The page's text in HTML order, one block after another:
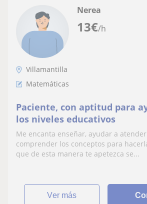
13€/h
Nerea
Villamantilla
Matemáticas
Paciente, con aptitud para
los niveles educativos
Me encanta enseñar, ayudar a
comprender los conceptos para
que de esta manera te apetezca se...
ver más